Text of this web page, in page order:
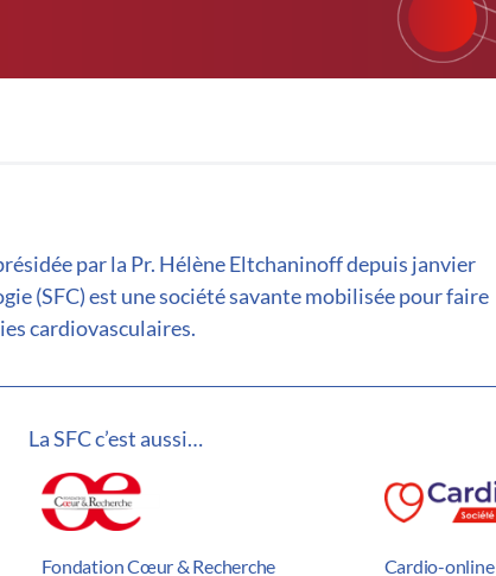
par la Pr. Hélène Eltchaninoff depuis janvier
(SFC) est une société savante mobilisée pour faire
cardiovasculaires.
La SFC c’est aussi…
Fondation Cœur & Recherche Cardio-online